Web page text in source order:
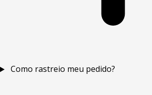
Como rastreio meu pedido?